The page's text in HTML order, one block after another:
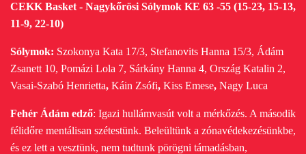
CEKK Basket - Nagykőrösi Sólymok KE 63 -55 (15-23, 15-13,
11-9, 22-10)
Sólymok: Szokonya Kata 17/3, Stefanovits Hanna 15/3, Ádám
Zsanett 10, Pomázi Lola 7, Sárkány Hanna 4, Ország Katalin 2,
Vasai-Szabó Henrietta, Káin Zsófi, Kiss Emese, Nagy Luca
Fehér Ádám edző: Igazi hullámvasút volt a mérkőzés. A második
félidőre mentálisan szétestünk. Beleültünk a zónavédekezésünkbe,
és ez lett a vesztünk, nem tudtunk pörögni támadásban,